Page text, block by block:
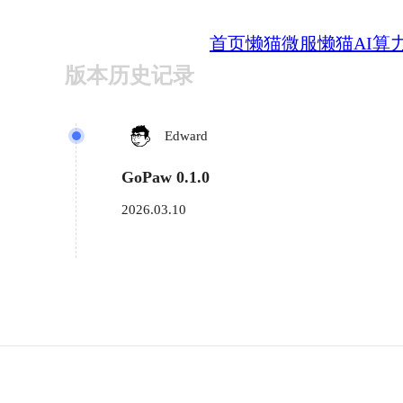
首页懒猫微服懒猫AI算
版本历史记录
Edward
GoPaw 0.1.0
2026.03.10